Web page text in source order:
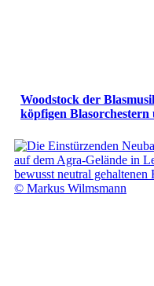
Woodstock der
köpfigen